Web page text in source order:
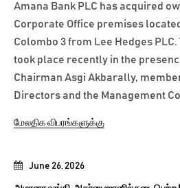
June 26, 2026
Amana Bank PLC has acquired
Corporate Office premises
Colombo 3 from Lee Hedges
took place recently in the
Chairman Asgi Akbarally,
Directors and the Management
மேலதிக விபரங்களுக்கு